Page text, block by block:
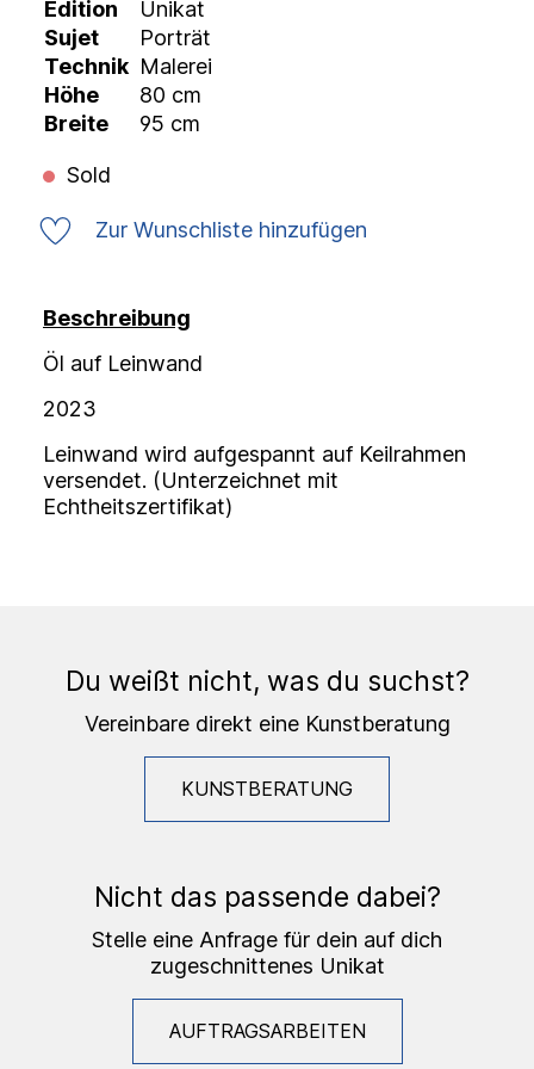
Edition
Unikat
Sujet
Porträt
Technik Malerei
Höhe
80 cm
Breite
95 cm
Sold
Zur Wunschliste hinzufügen
Beschreibung
Öl auf Leinwand
2023
Leinwand wird aufgespannt auf Keilrahmen
versendet. (Unterzeichnet mit
Echtheitszertifikat)
Du weißt nicht, was du suchst?
Vereinbare direkt eine Kunstberatung
KUNSTBERATUNG
Nicht das passende dabei?
Stelle eine Anfrage für dein auf dich
zugeschnittenes Unikat
AUFTRAGSARBEITEN